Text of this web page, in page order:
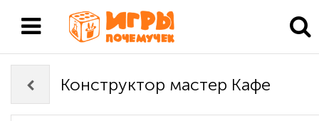
Конструктор мастер Кафе